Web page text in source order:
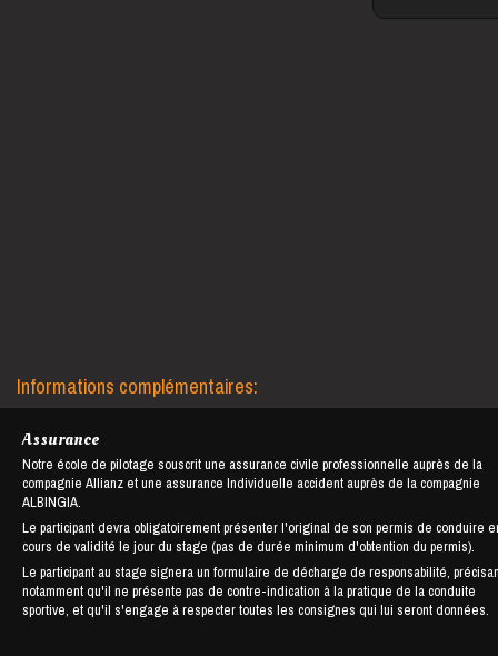
Informations complémentaires:
Assurance
Notre école de pilotage souscrit une assurance civile professionnelle auprès de la
compagnie Allianz et une assurance Individuelle accident auprès de la compagnie
ALBINGIA.
Le participant devra obligatoirement présenter l'original de son permis de conduire
cours de validité le jour du stage (pas de durée minimum d'obtention du permis).
Le participant au stage signera un formulaire de décharge de responsabilité,
notamment qu'il ne présente pas de contre-indication à la pratique de la conduite
sportive, et qu'il s'engage à respecter toutes les consignes qui lui seront données.